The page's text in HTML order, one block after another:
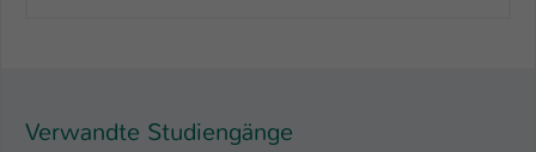
Verwandte Studiengänge